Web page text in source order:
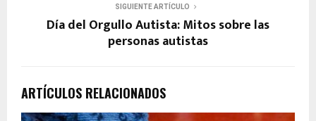
SIGUIENTE ARTÍCULO
Día del Orgullo Autista: Mitos sobre las
personas autistas
ARTÍCULOS RELACIONADOS